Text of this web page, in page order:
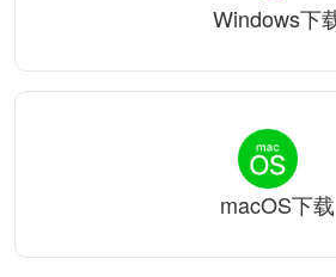
Windows下
macOS下载